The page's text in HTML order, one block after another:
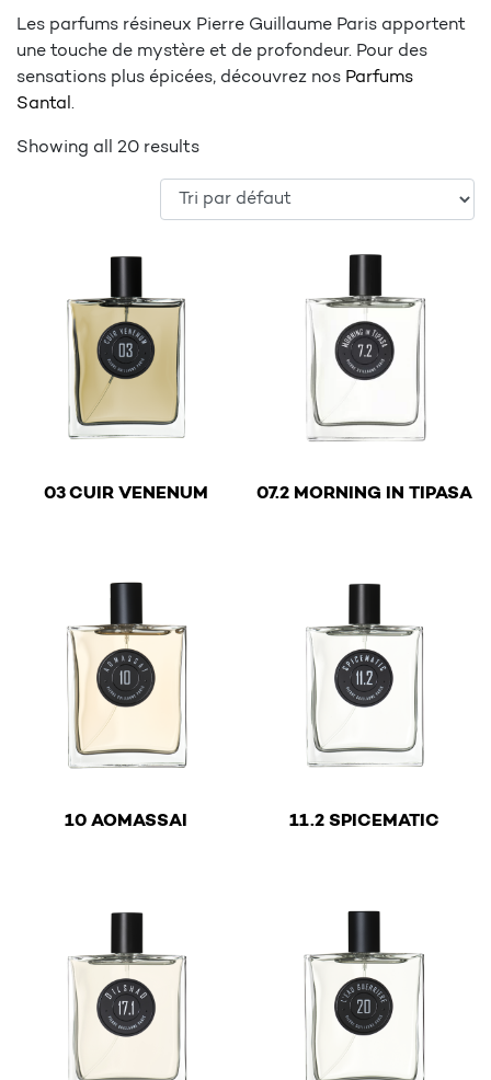
Les parfums résineux Pierre Guillaume Paris apportent
une touche de mystère et de profondeur. Pour des
sensations plus épicées, découvrez nos Parfums
Santal .
Showing all 20 results
03 CUIR VENENUM 07.2 MORNING IN TIPASA
10 AOMASSAI 11.2 SPICEMATIC